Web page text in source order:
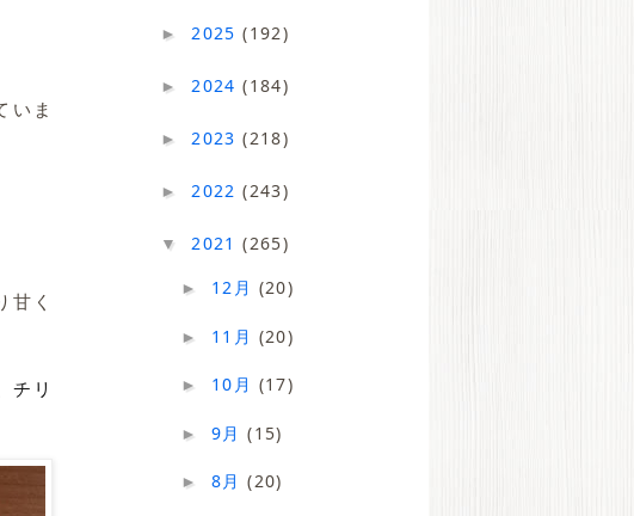
いま
甘く
チリ
► 2025(192)
► 2024(184)
► 2023(218)
► 2022(243)
▼ 2021(265)
► 12月 (20)
► 11月 (20)
► 10月 (17)
► 9月(15)
► 8月(20)